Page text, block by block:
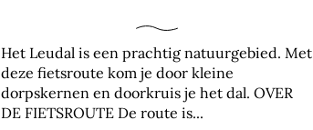
Het Leudal is een prachtig natuurgebied. Met
deze fietsroute kom je door kleine
dorpskernen en doorkruis je het dal. OVER
DE FIETSROUTE De route is...